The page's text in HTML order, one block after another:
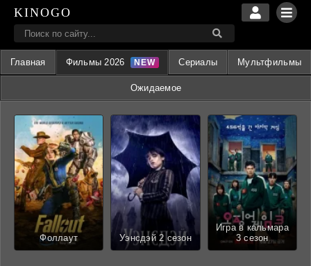
KINOGO
Главная Фильмы 2026 Сериалы Мультфильмы
Ожидаемое
Фоллаут Уэнсдэй 2 сезон
Игра в кальмара
3 сезон